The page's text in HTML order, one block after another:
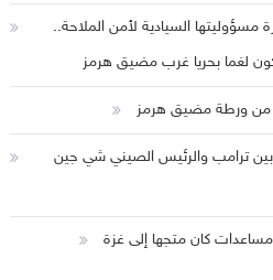
مسؤوليتها السيادية لأمن الملاحة..
لغما بحريا غرب مضيق هرمز
من ورطة مضيق هرمز
بين ترامب والرئيس الصيني شي جين